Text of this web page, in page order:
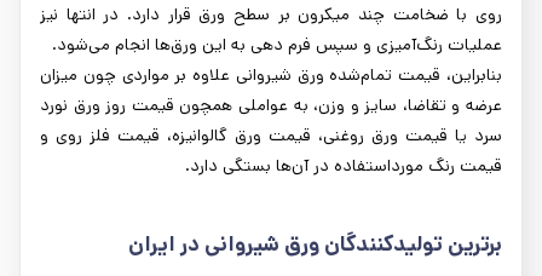
روی با ضخامت چند میکرون بر سطح ورق قرار دارد. در انتها نیز
عملیات رنگ‌آمیزی و سپس فرم دهی به این ورق‌ها انجام می‌شود.
بنابراین، قیمت تمام‌شده ورق شیروانی علاوه بر مواردی چون میزان
عرضه و تقاضا، سایز و وزن، به عواملی همچون قیمت روز ورق نورد
سرد یا قیمت ورق روغنی، قیمت ورق گالوانیزه، قیمت فلز روی و
قیمت رنگ مورداستفاده در آن‌ها بستگی دارد.
برترین تولیدکنندگان ورق شیروانی در ایران